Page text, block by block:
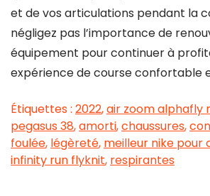
et de vos articulations pendant la
négligez pas l’importance de
équipement pour continuer à
expérience de course confortable
Étiquettes : 2022,air zoom alphafly
pegasus 38,amorti,chaussures,
foulée, légèreté, meilleur nike pour
infinity run flyknit, respirantes